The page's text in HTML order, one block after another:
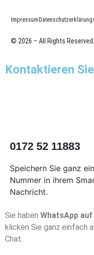
© 2026 – All Rights Reserved.
Impressum Datenschutzerklärung
Kontaktieren
0172 52 11883
Speichern Sie ganz
Nummer in ihrem
Nachricht.
Sie haben WhatsApp
klicken Sie ganz einfach
Chat.